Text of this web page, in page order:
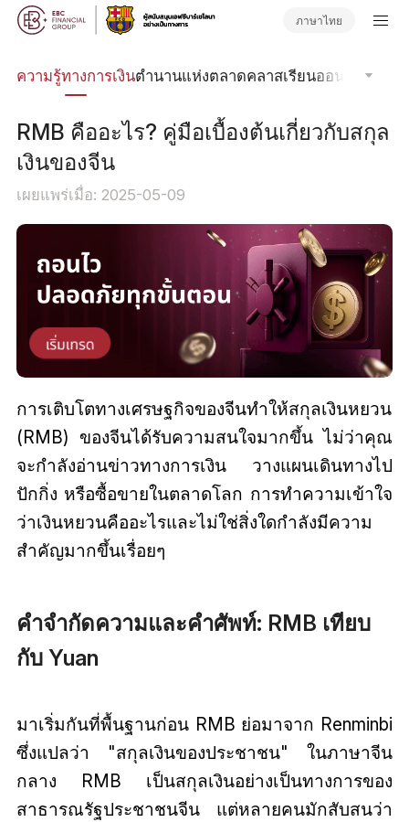
ภาษาไทย
ความรู้ทางการเงินตำนานแห่งตลาดคลาสเรียนออนไลน์โฟกั
RMB คืออะไร? คู่มือเบื้องต้นเกี่ยวกับสกุล
เงินของจีน
เผยแพร่เมื่อ: 2025-05-09
การเติบโตทางเศรษฐกิจของจีนทำให้สกุลเงินหยวน
(RMB) ของจีนได้รับความสนใจมากขึ้น ไม่ว่าคุณ
จะกำลังอ่านข่าวทางการเงิน วางแผนเดินทางไป
ปักกิ่ง หรือซื้อขายในตลาดโลก การทำความเข้าใจ
ว่าเงินหยวนคืออะไรและไม่ใช่สิ่งใดกำลังมีความ
สำคัญมากขึ้นเรื่อยๆ
คำจำกัดความและคำศัพท์: RMB เทียบ
กับ Yuan
มาเริ่มกันที่พื้นฐานก่อน RMB ย่อมาจาก Renminbi
ซึ่งแปลว่า "สกุลเงินของประชาชน" ในภาษาจีน
กลาง RMB เป็นสกุลเงินอย่างเป็นทางการของ
สาธารณรัฐประชาชนจีน แต่หลายคนมักสับสนว่า